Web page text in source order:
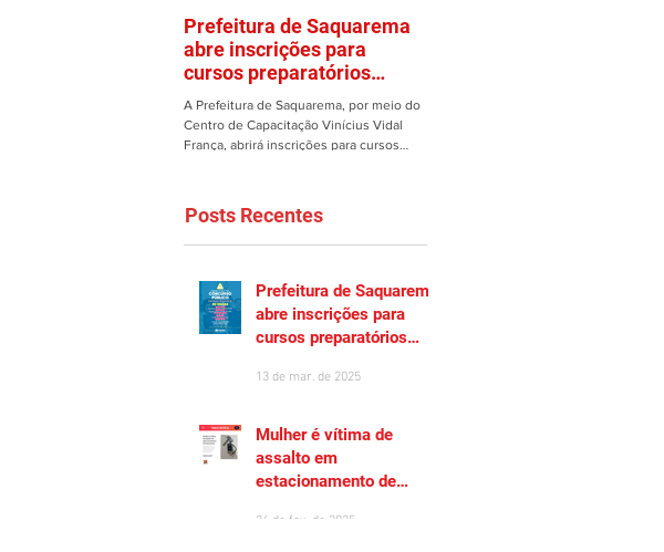
Prefeitura de Saquarema
abre inscrições para
cursos preparatórios
gratuitos
A Prefeitura de Saquarema, por meio do
Centro de Capacitação Vinícius Vidal
França, abrirá inscrições para cursos
Posts Recentes
Prefeitura de Saquarema
abre inscrições para
cursos preparatórios
13 de mar. de 2025
Mulher é vítima de
assalto em
estacionamento de
26 de fev. de 2025